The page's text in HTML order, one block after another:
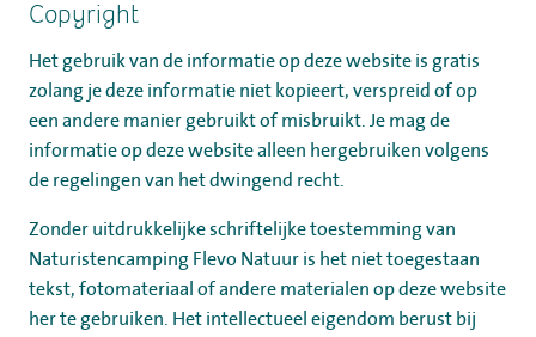
Contact
Werken bij
Mijn Flevo Natuur
Copyright
Het gebruik van de informatie op deze website is gratis
zolang je deze informatie niet kopieert, verspreid of op
een andere manier gebruikt of misbruikt. Je mag de
informatie op deze website alleen hergebruiken volgens
de regelingen van het dwingend recht.
Zonder uitdrukkelijke schriftelijke toestemming van
Naturistencamping Flevo Natuur is het niet toegestaan
tekst, fotomateriaal of andere materialen op deze website
her te gebruiken. Het intellectueel eigendom berust bij